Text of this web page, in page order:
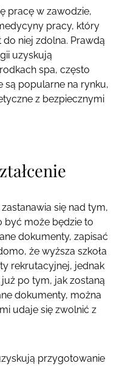
pracę w zawodzie,
pracy, który
niej zdolna. Prawdą
uzyskują
spa, często
są popularne na rynku,
z bezpiecznymi
się nad tym,
być może będzie to
dokumenty, zapisać
że wyższa szkoła
rekrutacyjnej, jednak
po tym, jak zostaną
dokumenty, można
udaje się zwolnić z
przygotowanie